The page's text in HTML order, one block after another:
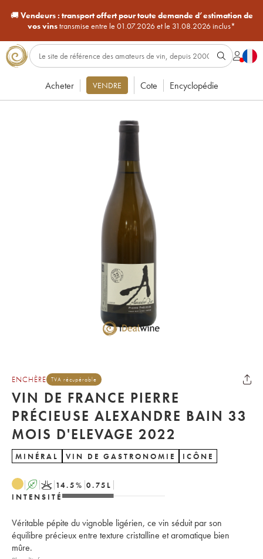
🚚Vendeurs : transport offert pour toute demande d’estimation de
vos vinstransmise entre le 01.07.2026 et le 31.08.2026 inclus*
Acheter VENDRE Cote Encyclopédie
ENCHÈRE TVA récupérable
VIN DE FRANCE PIERRE
PRÉCIEUSE ALEXANDRE BAIN 33
MOIS D'ELEVAGE 2022
MINÉRAL VIN DE GASTRONOMIE ICÔNE
A K 14.5% 0.75 L
INTENSITÉ
Véritable pépite du vignoble ligérien, ce vin séduit par son
équilibre précieux entre texture cristalline et aromatique bien
mûre.